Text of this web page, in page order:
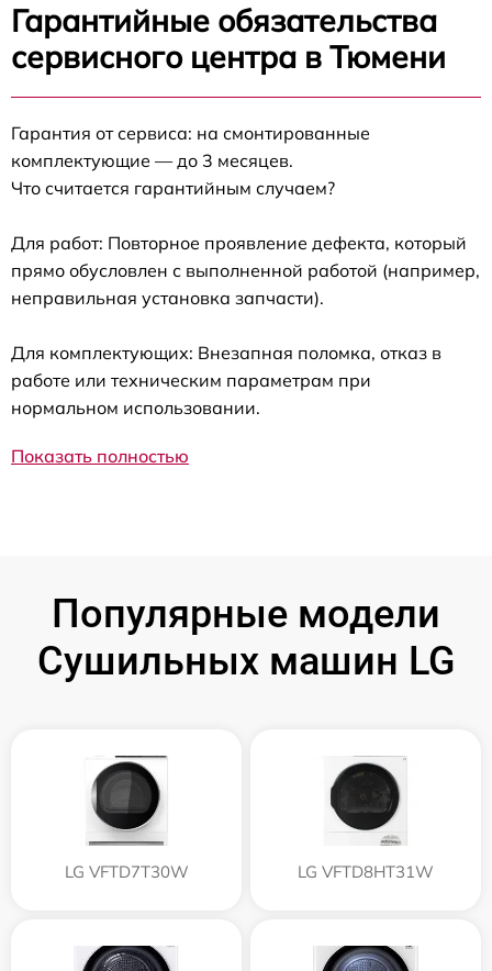
Гарантийные обязательства
сервисного центра в Тюмени
Гарантия от сервиса: на смонтированные
комплектующие — до 3 месяцев.
Что считается гарантийным случаем?
Для работ: Повторное проявление дефекта, который
прямо обусловлен с выполненной работой (например,
неправильная установка запчасти).
Для комплектующих: Внезапная поломка, отказ в
работе или техническим параметрам при
нормальном использовании.
Показать полностью
Популярные модели
Сушильных машин LG
LG VFTD7T30W LG VFTD8HT31W